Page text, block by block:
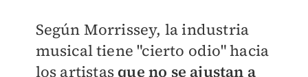
Según Morrissey, la industria
musical tiene "cierto odio" hacia
los artistas que no se ajustan a